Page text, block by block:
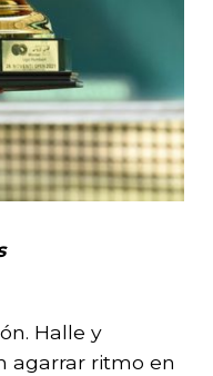
Halle y
agarrar ritmo en